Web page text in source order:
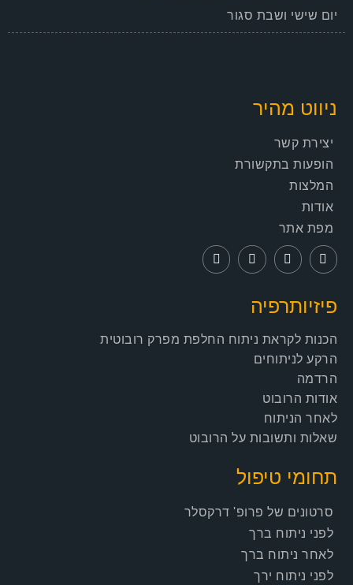
יום שישי ושבת סגור
ניווט מהיר
יצירת קשר
הופעות בתקשורת
המלצות
אודות
מפת אתר
פיזיותרפיה
הכנות לקראת ניתוח החלפת מפרק רובוטית
הרקע לניתוחים
הרדמה
אודות הרובוט
לאחר הניתוח
שאלות ותשובות על הרובוט
תחומי טיפול
סרטונים של פרופ' דרקסלר
לפני ניתוח ברך
לאחר ניתוח ברך
לפני ניתוח ירך